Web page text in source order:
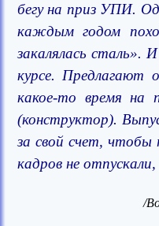
бегу на приз УПИ.
каждым годом
закалялась сталь». И
курсе. Предлагают
какое-то время на
(конструктор).
за свой счет,
кадров не
/